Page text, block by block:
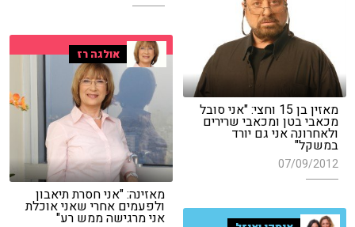
מאזין בן 15 וחצי: "אני סובל
מכאבי בטן ומכאבי שרירים
ולאחרונה אני גם יורד
במשקל"
07/09/2012
אולגה רז
מאזינה: "אני חסרת תיאבון
ולפעמים אחרי שאני אוכלת
אני מרגישה ממש רע"